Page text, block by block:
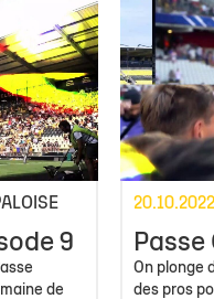
9
de
20.10.2022
On plonge
des pros